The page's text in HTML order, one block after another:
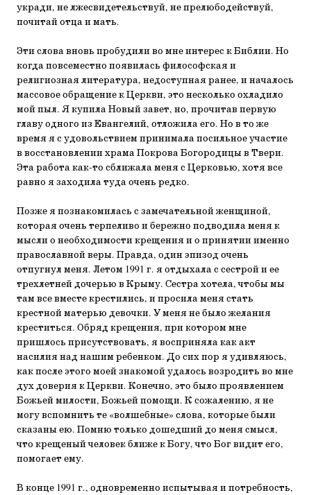
укради, не лжесвидетельствуй, не прелюбодействуй,
почитай отца и мать.
Эти слова вновь пробудили во мне интерес к Библии. Но
когда повсеместно появилась философская и
религиозная литература, недоступная ранее, и началось
массовое обращение к Церкви, это несколько охладило
мой пыл. Я купила Новый завет, но, прочитав первую
главу одного из Евангелий, отложила его. Но в то же
время я с удовольствием принимала посильное участие
в восстановлении храма Покрова Богородицы в Твери.
Эта работа как-то сближала меня с Церковью, хотя все
равно я заходила туда очень редко.
Позже я познакомилась с замечательной женщиной,
которая очень терпеливо и бережно подводила меня к
мысли о необходимости крещения и о принятии именно
православной веры. Правда, один эпизод очень
отпугнул меня. Летом 1991 г. я отдыхала с сестрой и ее
трехлетней дочерью в Крыму. Сестра хотела, чтобы мы
там все вместе крестились, и просила меня стать
крестной матерью девочки. У меня не было желания
креститься. Обряд крещения, при котором мне
пришлось присутствовать, я восприняла как акт
насилия над нашим ребенком. До сих пор я удивляюсь,
как после этого моей знакомой удалось возродить во мне
дух доверия к Церкви. Конечно, это было проявлением
Божьей милости, Божьей помощи. К сожалению, я не
могу вспомнить те «волшебные» слова, которые были
сказаны ею. Помню только дошедший до меня смысл,
что крещеный человек ближе к Богу, что Бог видит его,
помогает ему.
В конце 1991 г., одновременно испытывая и потребность,